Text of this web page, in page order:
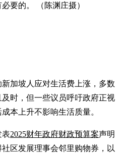
要的。 （陈渊庄摄）
加坡人应对生活费上涨，多数
时，但一些议员呼吁政府正视
本上升不影响生活质量。
表2025财年政府财政预算案声明
区发展理事会邻里购物券，以